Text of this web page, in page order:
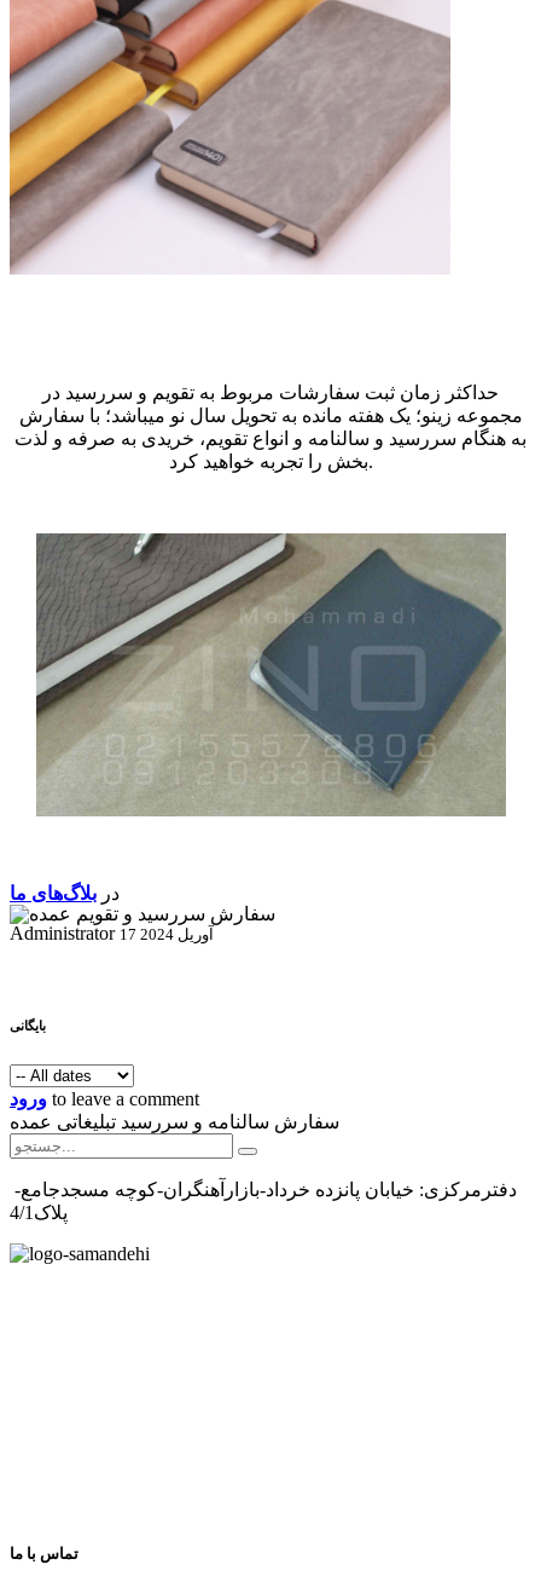
حداکثر زمان ثبت سفارشات مربوط به تقویم و سررسید در
مجموعه زینو؛ یک هفته مانده به تحویل سال نو میباشد؛ با سفارش
به هنگام سررسید و سالنامه و انواع تقویم، خریدی به صرفه و لذت
بخش را تجربه خواهید کرد.
در بلاگ‌های ما
Administrator
17 آوریل 2024
بایگانی
ورود to leave a comment
سفارش سالنامه و سررسید تبلیغاتی عمده
پلاک4/1
تماس با ما